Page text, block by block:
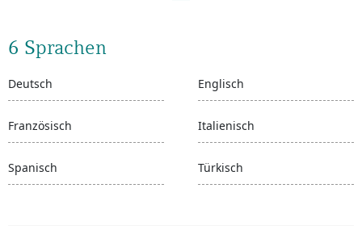
6 Sprachen
Deutsch Englisch
Französisch Italienisch
Spanisch Türkisch